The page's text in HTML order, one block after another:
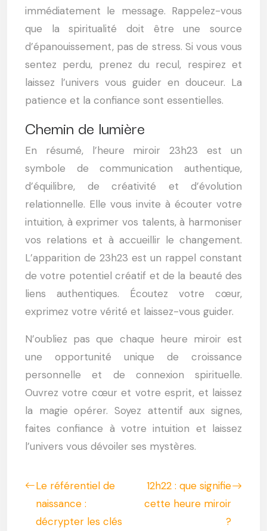
immédiatement le message. Rappelez-vous
que la spiritualité doit être une source
d’épanouissement, pas de stress. Si vous vous
sentez perdu, prenez du recul, respirez et
laissez l’univers vous guider en douceur. La
patience et la confiance sont essentielles.
Chemin de lumière
En résumé, l’heure miroir 23h23 est un
symbole de communication authentique,
d’équilibre, de créativité et d’évolution
relationnelle. Elle vous invite à écouter votre
intuition, à exprimer vos talents, à harmoniser
vos relations et à accueillir le changement.
L’apparition de 23h23 est un rappel constant
de votre potentiel créatif et de la beauté des
liens authentiques. Écoutez votre cœur,
exprimez votre vérité et laissez-vous guider.
N’oubliez pas que chaque heure miroir est
une opportunité unique de croissance
personnelle et de connexion spirituelle.
Ouvrez votre cœur et votre esprit, et laissez
la magie opérer. Soyez attentif aux signes,
faites confiance à votre intuition et laissez
l’univers vous dévoiler ses mystères.
Le référentiel de
naissance :
décrypter les clés
12h22 : que signifie
cette heure miroir
?